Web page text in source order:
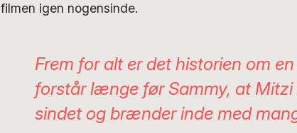
filmen igen nogensinde.
Frem for alt er det historien om
forstår længe før Sammy, at Mitzi
sindet og brænder inde med